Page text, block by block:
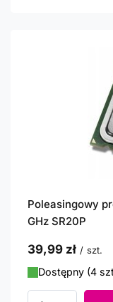
Poleasingowy
GHz SR20P
39,99 zł / szt.
Dostępny (4